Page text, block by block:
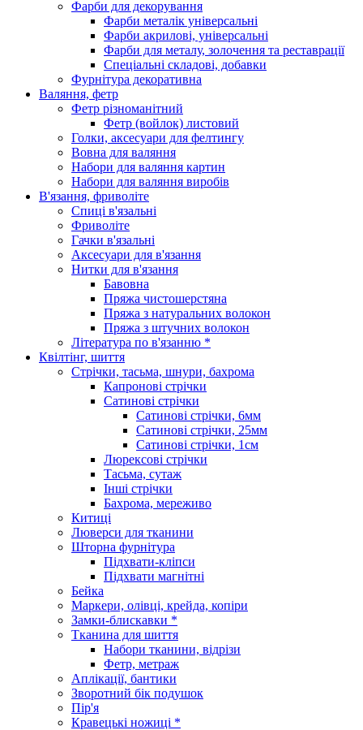
Фарби для декорування
Фарби металік універсальні
Фарби акрилові, універсальні
Фарби для металу, золочення та реставрації
Спеціальні складові, добавки
Фурнітура декоративна
Валяння, фетр
Фетр різноманітний
Фетр (войлок) листовий
Голки, аксесуари для фелтингу
Вовна для валяння
Набори для валяння картин
Набори для валяння виробів
В'язання, фриволіте
Спиці в'язальні
Фриволіте
Гачки в'язальні
Аксесуари для в'язання
Нитки для в'язання
Бавовна
Пряжа чистошерстяна
Пряжа з натуральних волокон
Пряжа з штучних волокон
Література по в'язанню *
Квілтінг, шиття
Стрічки, тасьма, шнури, бахрома
Капронові стрічки
Сатинові стрічки
Сатинові стрічки, 6мм
Сатинові стрічки, 25мм
Сатинові стрічки, 1см
Люрексові стрічки
Тасьма, сутаж
Інші стрічки
Бахрома, мереживо
Китиці
Люверси для тканини
Шторна фурнітура
Підхвати-кліпси
Підхвати магнітні
Бейка
Маркери, олівці, крейда, копіри
Замки-блискавки *
Тканина для шиття
Набори тканини, відрізи
Фетр, метраж
Аплікації, бантики
Зворотний бік подушок
Пір'я
Кравецькі ножиці *